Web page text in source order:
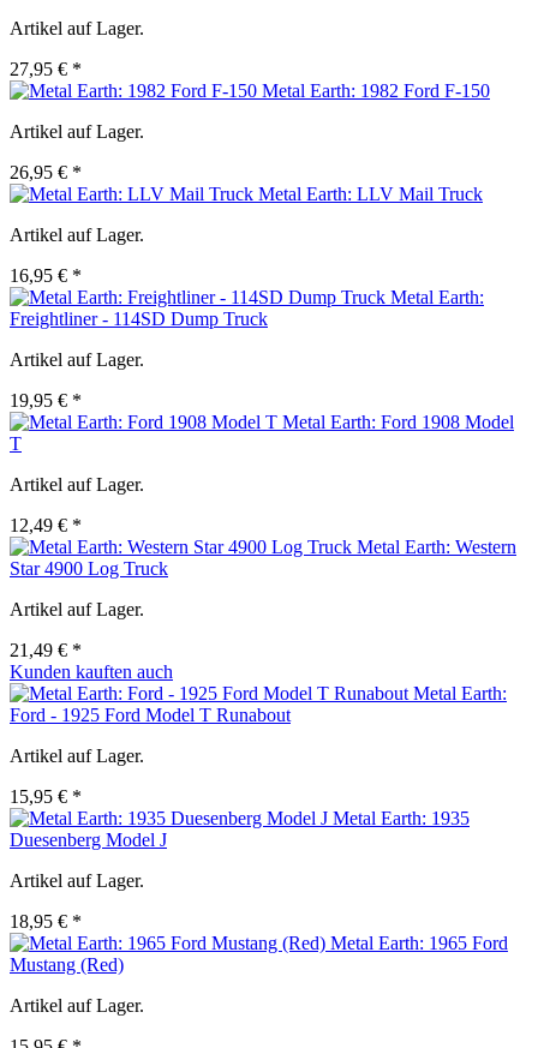
Artikel auf Lager.
27,95 € *
Metal Earth: 1982 Ford F-150
Artikel auf Lager.
26,95 € *
Metal Earth: LLV Mail Truck
Artikel auf Lager.
16,95 € *
Metal Earth:
Freightliner - 114SD Dump Truck
Artikel auf Lager.
19,95 € *
Metal Earth: Ford 1908 Model
T
Artikel auf Lager.
12,49 € *
Metal Earth: Western
Star 4900 Log Truck
Artikel auf Lager.
21,49 € *
Kunden kauften auch
Metal Earth:
Ford - 1925 Ford Model T Runabout
Artikel auf Lager.
15,95 € *
Metal Earth: 1935
Duesenberg Model J
Artikel auf Lager.
18,95 € *
Metal Earth: 1965 Ford
Mustang (Red)
Artikel auf Lager.